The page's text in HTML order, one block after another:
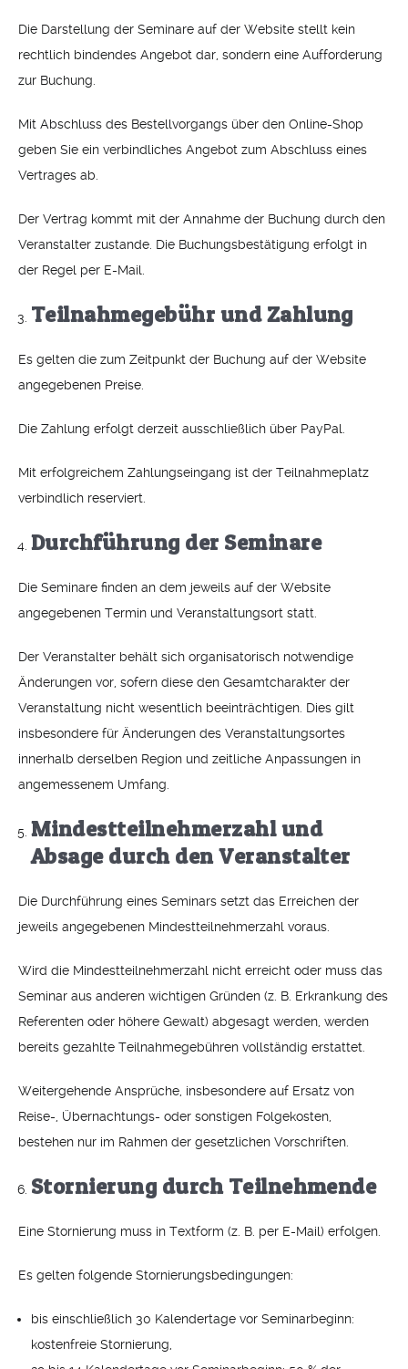
Die Darstellung der Seminare auf der Website stellt kein
rechtlich bindendes Angebot dar, sondern eine Aufforderung
zur Buchung.
Mit Abschluss des Bestellvorgangs über den Online-Shop
geben Sie ein verbindliches Angebot zum Abschluss eines
Vertrages ab.
Der Vertrag kommt mit der Annahme der Buchung durch den
Veranstalter zustande. Die Buchungsbestätigung erfolgt in
der Regel per E-Mail.
Teilnahmegebühr und Zahlung
Es gelten die zum Zeitpunkt der Buchung auf der Website
angegebenen Preise.
Die Zahlung erfolgt derzeit ausschließlich über PayPal.
Mit erfolgreichem Zahlungseingang ist der Teilnahmeplatz
verbindlich reserviert.
Durchführung der Seminare
Die Seminare finden an dem jeweils auf der Website
angegebenen Termin und Veranstaltungsort statt.
Der Veranstalter behält sich organisatorisch notwendige
Änderungen vor, sofern diese den Gesamtcharakter der
Veranstaltung nicht wesentlich beeinträchtigen. Dies gilt
insbesondere für Änderungen des Veranstaltungsortes
innerhalb derselben Region und zeitliche Anpassungen in
angemessenem Umfang.
Mindestteilnehmerzahl und
Absage durch den Veranstalter
Die Durchführung eines Seminars setzt das Erreichen der
jeweils angegebenen Mindestteilnehmerzahl voraus.
Wird die Mindestteilnehmerzahl nicht erreicht oder muss das
Seminar aus anderen wichtigen Gründen (z. B. Erkrankung des
Referenten oder höhere Gewalt) abgesagt werden, werden
bereits gezahlte Teilnahmegebühren vollständig erstattet.
Weitergehende Ansprüche, insbesondere auf Ersatz von
Reise-, Übernachtungs- oder sonstigen Folgekosten,
bestehen nur im Rahmen der gesetzlichen Vorschriften.
Stornierung durch Teilnehmende
Eine Stornierung muss in Textform (z. B. per E-Mail) erfolgen.
Es gelten folgende Stornierungsbedingungen:
bis einschließlich 30 Kalendertage vor Seminarbeginn:
kostenfreie Stornierung,